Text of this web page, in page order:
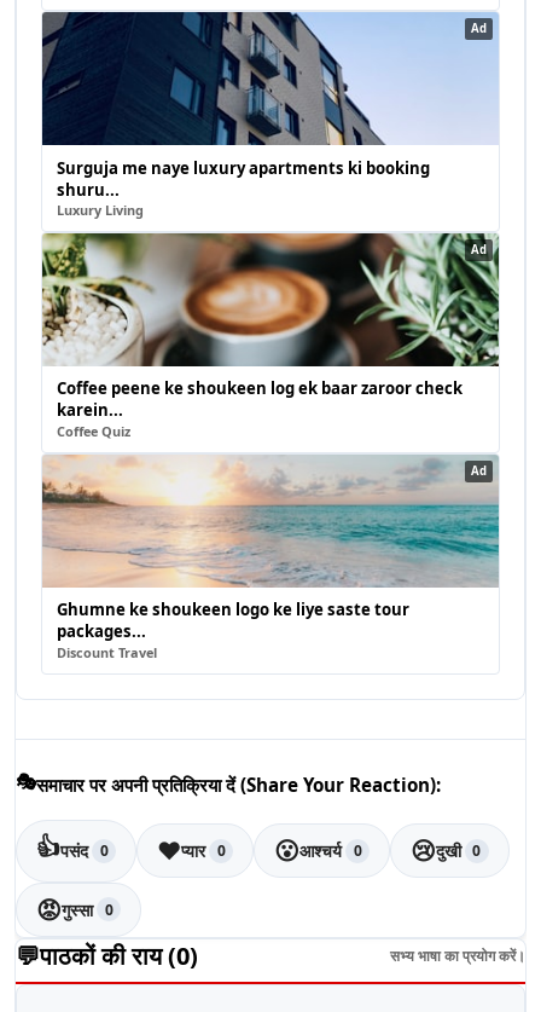
Ad
Surguja me naye luxury apartments ki booking
shuru...
Luxury Living
Ad
Coffee peene ke shoukeen log ek baar zaroor check
karein...
Coffee Quiz
Ad
Ghumne ke shoukeen logo ke liye saste tour
packages...
Discount Travel
🎭समाचार पर अपनी प्रतिक्रिया दें (Share Your Reaction):
👍पसंद 0 ❤️प्यार 0 😮आश्चर्य 0 😢दुखी 0
😡गुस्सा 0
💬पाठकों की राय (0) सभ्य भाषा का प्रयोग करें।